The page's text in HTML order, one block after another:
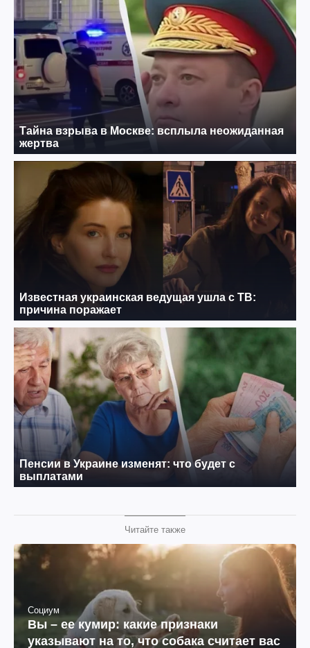
Читайте также
Социум
Вы – ее кумир: какие признаки
указывают на то, что собака считает вас